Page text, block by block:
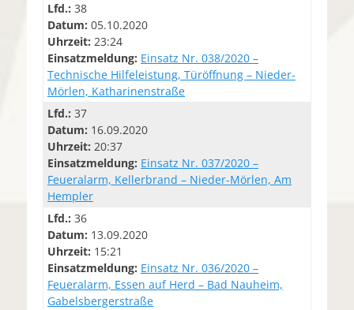
Lfd.: 38
Datum: 05.10.2020
Uhrzeit: 23:24
Einsatzmeldung: Einsatz Nr. 038/2020 –
Technische Hilfeleistung, Türöffnung – Nieder-
Mörlen, Katharinenstraße
Lfd.: 37
Datum: 16.09.2020
Uhrzeit: 20:37
Einsatzmeldung: Einsatz Nr. 037/2020 –
Feueralarm, Kellerbrand – Nieder-Mörlen, Am
Hempler
Lfd.: 36
Datum: 13.09.2020
Uhrzeit: 15:21
Einsatzmeldung: Einsatz Nr. 036/2020 –
Feueralarm, Essen auf Herd – Bad Nauheim,
Gabelsbergerstraße